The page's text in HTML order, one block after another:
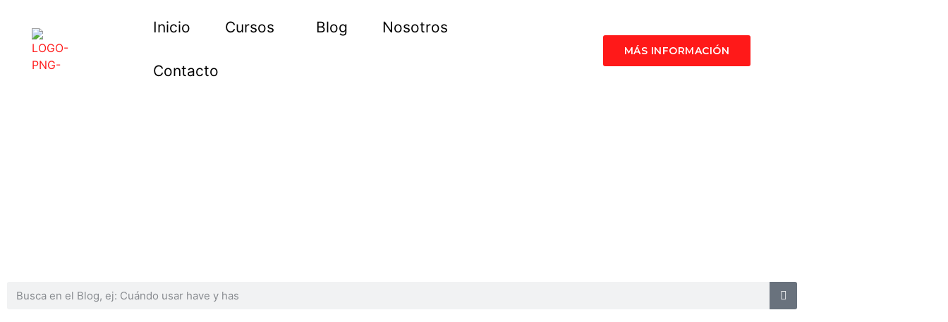
Inicio Cursos Blog Nosotros
Contacto
MÁS INFORMACIÓN